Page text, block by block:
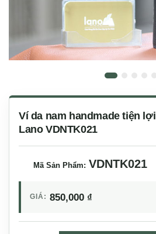
Ví da nam handmade tiện lợi
Lano VDNTK021
Mã Sản Phẩm: VDNTK021
GIÁ: 850,000 ₫